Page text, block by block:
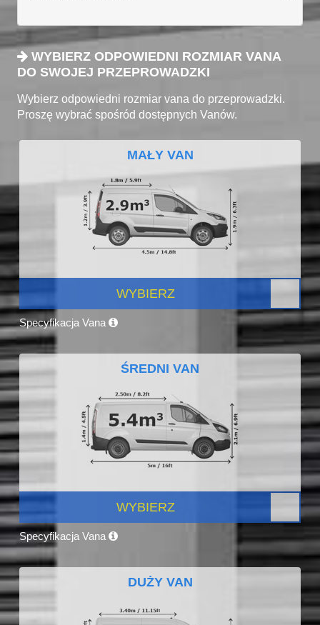
WYBIERZ ODPOWIEDNI ROZMIAR VANA
DO SWOJEJ PRZEPROWADZKI
Wybierz odpowiedni rozmiar vana do przeprowadzki.
Proszę wybrać spośród dostępnych Vanów.
MAŁY VAN
WYBIERZ
Specyfikacja Vana
ŚREDNI VAN
WYBIERZ
Specyfikacja Vana
DUŻY VAN